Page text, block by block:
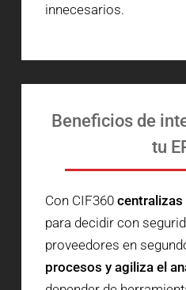
innecesarios.
Beneficios de
tu
Con CIF360 centralizas
para decidir con
proveedores en
procesos y agiliza el